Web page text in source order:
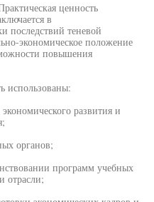
ценность
в
последствий теневой
экономическое положение
повышения
использованы:
развития и
органов;
программ учебных
отрасли;